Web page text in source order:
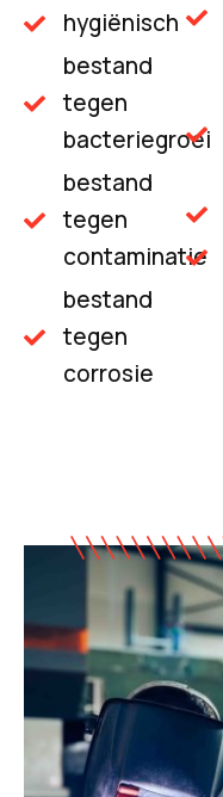
hygiënisch
bestand
tegen
bacteriegroei
bestand
tegen
contaminatie
bestand
tegen
corrosie